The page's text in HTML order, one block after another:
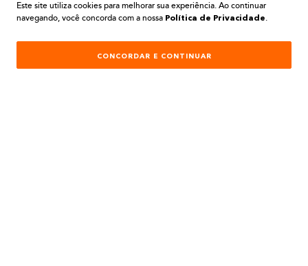
INSTITUCIONAL
AJUDA E SUPORTE
Este site utiliza cookies para melhorar sua experiência. Ao continuar
navegando, você concorda com a nossa Política de Privacidade.
CONCORDAR E CONTINUAR